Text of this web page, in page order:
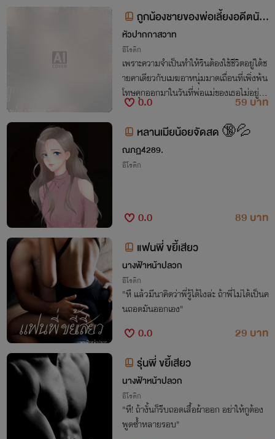
ถูกน้องชายของพ่อเลี้ยงอดีตนักโ
ทษขยี้เสียว
หัวปากกาสวาท
อีโรติก
เพราะความจำเป็นทำให้รินต้องใช้ชีวิตอยู่ใต้ช
ายคาเดียวกับเมฆอาหนุ่มมาดเถื่อนที่เพิ่งพ้น
โทษคุกออกมาในวันที่พ่อแม่ของเธอไม่อยู่ แ
ละเขาคืออาชญากรที่เข้ามาขโมยความบริสุท
0.0
59 บาท
หลานเมียน้อยจัดสด 🔞💦
ณภฏ4289.
อีโรติก
0.0
89 บาท
แฟนพี่ ขยี้เสียว
นางฟ้าหน้าปลวก
อีโรติก
"หึ แล้วมีนาคิดว่าพี่รู้ได้ไงล่ะ ถ้าพี่ไม่ได้เป็นค
นถอดมันออกเอง"
0.0
29 บาท
รุ่นพี่ ขยี้เสียว
นางฟ้าหน้าปลวก
อีโรติก
"หึ! ถ้างั้นก็รีบถอดเสื้อผ้าออก อย่าให้กูต้อง
พูดซ้ำหลายรอบ"